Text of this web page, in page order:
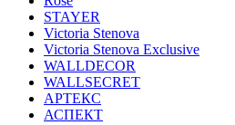
STAYER
Victoria Stenova
Victoria Stenova Exclusive
WALLDECOR
WALLSECRET
АРТЕКС
АСПЕКТ